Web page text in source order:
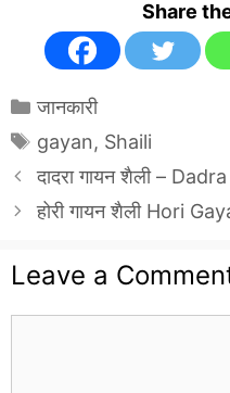
Share
Categories
जानकारी
Tags
gayan, Shaili
दादरा गायन शैली –
होरी गायन शैली Hori
Leave a